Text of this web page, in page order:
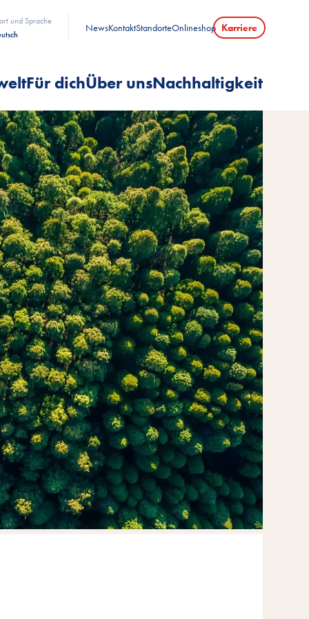
und Sprache
NewsKontaktStandorteOnlineshop Karriere
Für dichÜber unsNachhaltigkeit